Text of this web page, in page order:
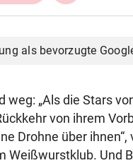
als bevorzugte
weg: „Als die Stars
von ihrem
Drohne über
Weißwurstklub. Und